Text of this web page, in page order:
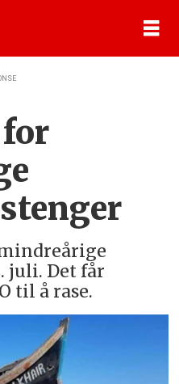
juli. Det får
til å rase.